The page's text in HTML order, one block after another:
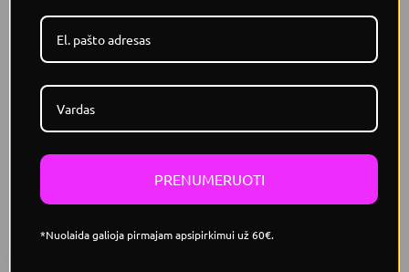
Tamprus audinys prisitaiko prie kūno apimčių ir atrodo
tvarkingai.
charakterį.
PRENUMERUOTI
*Nuolaida galioja pirmajam apsipirkimui už 60€.